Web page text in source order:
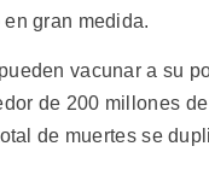
gran medida.
vacunar a su
de 200 millones
de muertes se